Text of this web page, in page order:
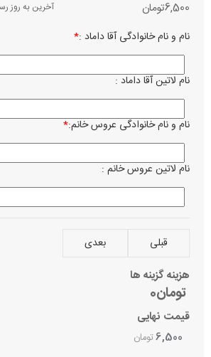
تومان6,500 آخرین به روز
*نام و نام خانوادگی آقا داماد :
نام لاتین آقا داماد :
*نام و نام خانوادگی عروس خانم:
نام لاتین عروس خانم :
قبلی بعدی
هزینه گزینه ها
تومان0
قیمت نهایی
تومان6,500